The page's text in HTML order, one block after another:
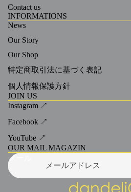
Contact us
INFORMATIONS
News
Our Story
Our Shop
特定商取引法に基づく表記
個人情報保護方針
JOIN US
Instagram ↗
Facebook ↗
YouTube ↗
OUR MAIL MAGAZIN
メール